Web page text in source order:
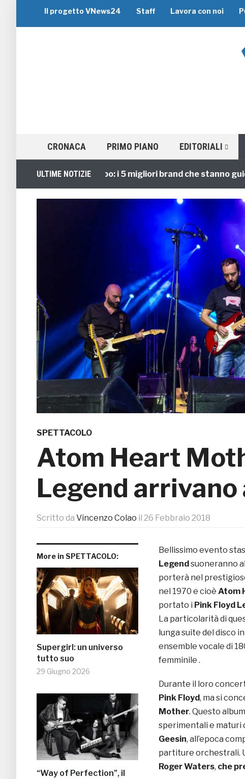
Il progetto VNews24 Staff Lavora con noi
CRONACA PRIMO PIANO EDITORIALI
ULTIME NOTIZIE
Viaggi di Gruppo: i 5 migliori brand che stanno
SPETTACOLO
Atom Heart
Legend arrivano
Scritto da Vincenzo Colao il 26 Febbraio 2018
More in SPETTACOLO:
Supergirl: un universo
tutto suo
29 Giugno 2026
“Way of Perfection”, il
Bellissimo evento
Legend suoneranno
porterà nel
nel 1970 e cioè Atom
portato i Pink Floyd
La particolarità di
lunga suite del disco
ensemble vocale di
femminile .
Durante il loro
Pink Floyd, ma si
Mother. Questo
sperimentali e maturi
Geesin, all’epoca
partiture orchestrali.
Roger Waters, che